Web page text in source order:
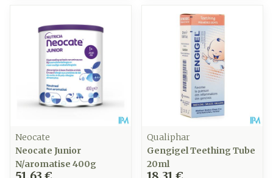
Neocate
Neocate Junior
N/aromatise 400g
Qualiphar
Gengigel Teething Tube
20ml